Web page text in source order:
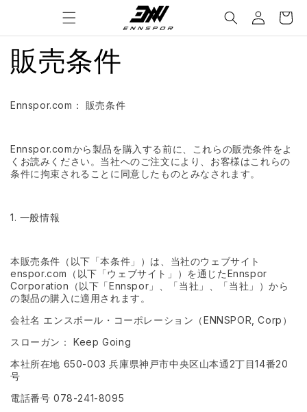
Welcome to our store
Log
in
Cart
販売条件
Ennspor.com： 販売条件
Ennspor.comから製品を購入する前に、これらの販売条件をよ
くお読みください。当社へのご注文により、お客様はこれらの
条件に拘束されることに同意したものとみなされます。
1. 一般情報
本販売条件（以下「本条件」）は、当社のウェブサイト
enspor.com（以下「ウェブサイト」）を通じたEnnspor
Corporation（以下「Ennspor」、「当社」、「当社」）から
の製品の購入に適用されます。
会社名 エンスポール・コーポレーション（ENNSPOR, Corp）
スローガン： Keep Going
本社所在地 650-003 兵庫県神戸市中央区山本通2丁目14番20
号
電話番号 078-241-8095